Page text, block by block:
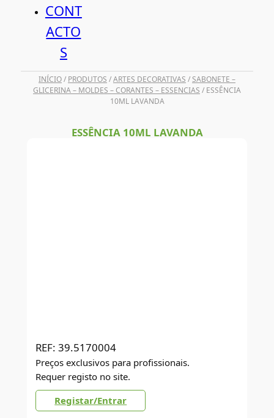
CONT
ACTO
S
INÍCIO/ PRODUTOS /ARTES DECORATIVAS /SABONETE –
GLICERINA – MOLDES – CORANTES – ESSENCIAS / ESSÊNCIA
10ML LAVANDA
ESSÊNCIA 10ML LAVANDA
REF: 39.5170004
Preços exclusivos para profissionais.
Requer registo no site.
Registar/Entrar